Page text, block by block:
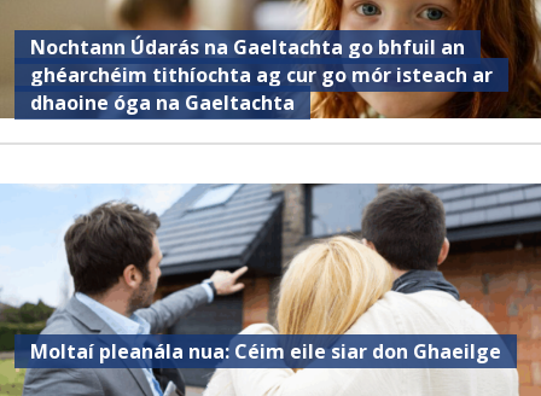
Nochtann Údarás na Gaeltachta go bhfuil an
ghéarchéim tithíochta ag cur go mór isteach ar
dhaoine óga na Gaeltachta
Moltaí pleanála nua: Céim eile siar don Ghaeilge